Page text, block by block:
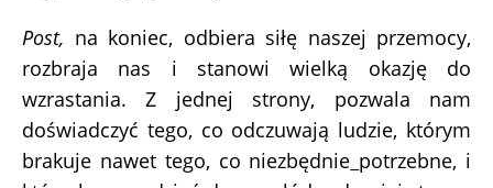
Post, na koniec, odbiera siłę naszej przemocy,
rozbraja nas i stanowi wielką okazję do
wzrastania. Z jednej strony, pozwala nam
doświadczyć tego, co odczuwają ludzie, którym
brakuje nawet tego, co niezbędnie potrzebne, i